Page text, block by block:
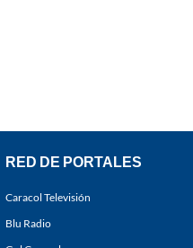
RED DE PORTALES
Caracol Televisión
Blu Radio